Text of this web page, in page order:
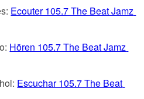
Ecouter 105.7 The Beat Jamz
Hören 105.7 The Beat Jamz
Escuchar 105.7 The Beat